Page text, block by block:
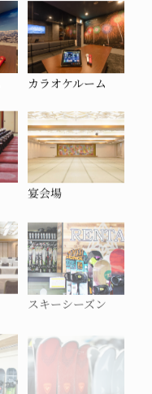
カラオケルーム
宴会場
スキーシーズン